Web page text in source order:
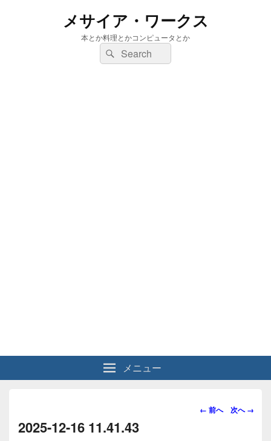
メサイア・ワークス
本とか料理とかコンピュータとか
検
索:
検
索
メニュー
画
← 前へ 次へ →
2025-12-16 11.41.43